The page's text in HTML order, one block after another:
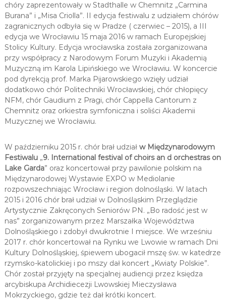
chóry zaprezentowały w Stadthalle w Chemnitz „Carmina
Burana” i „Misa Criolla”. II edycja festiwalu z udziałem chórów
zagranicznych odbyła się w Pradze ( czerwiec – 2015), a III
edycja we Wrocławiu 15 maja 2016 w ramach Europejskiej
Stolicy Kultury. Edycja wrocławska została zorganizowana
przy współpracy z Narodowym Forum Muzyki i Akademią
Muzyczną im Karola Lipińskiego we Wrocławiu. W koncercie
pod dyrekcją prof. Marka Pijarowskiego wzięły udział
dodatkowo chór Politechniki Wrocławskiej, chór chłopięcy
NFM, chór Gaudium z Pragi, chór Cappella Cantorum z
Chemnitz oraz orkiestra symfoniczna i soliści Akademii
Muzycznej we Wrocławiu.
W październiku 2015 r. chór brał udział w Międzynarodowym
Festiwalu „9. International festival of choirs an d orchestras on
Lake Garda” oraz koncertował przy pawilonie polskim na
Międzynarodowej Wystawie EXPO w Mediolanie
rozpowszechniając Wrocław i region dolnośląski. W latach
2015 i 2016 chór brał udział w Dolnośląskim Przeglądzie
Artystycznie Zakręconych Seniorów PN. „Bo radość jest w
nas” zorganizowanym przez Marszałka Województwa
Dolnośląskiego i zdobył dwukrotnie I miejsce. We wrześniu
2017 r. chór koncertował na Rynku we Lwowie w ramach Dni
Kultury Dolnośląskiej, śpiewem ubogacił mszę św. w katedrze
rzymsko-katolickiej i po mszy dał koncert „Kwiaty Polskie”.
Chór został przyjęty na specjalnej audiencji przez księdza
arcybiskupa Archidiecezji Lwowskiej Mieczysława
Mokrzyckiego, gdzie też dał krótki koncert.